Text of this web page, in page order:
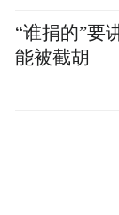
在治疗过程
是否曾直接
此，家属
“谁捐的”要
能被截胡